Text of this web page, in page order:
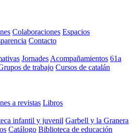
Colaboraciones Espacios
Contacto
Jornades Acompañamientos 61a
de trabajo Cursos de catalán
a revistas Libros
infantil y juvenil Garbell y la Granera
Catálogo Biblioteca de educación